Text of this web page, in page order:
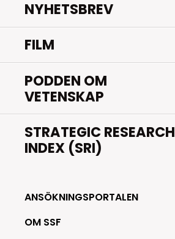
NYHETSBREV
FILM
PODDEN OM
VETENSKAP
STRATEGIC RESEARCH
INDEX (SRI)
ANSÖKNINGSPORTALEN
OM SSF